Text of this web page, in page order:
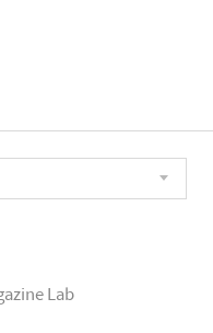
Lab